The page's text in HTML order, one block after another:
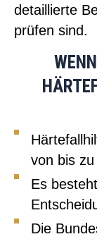
detaillierte
prüfen sind.
von bis
Es
Die